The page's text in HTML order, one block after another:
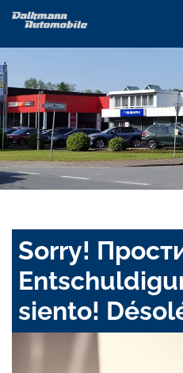
Sorry!
siento!